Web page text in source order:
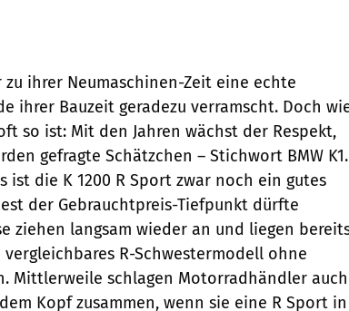
zu ihrer Neumaschinen-Zeit eine echte
ihrer Bauzeit geradezu verramscht. Doch
so ist: Mit den Jahren wächst der Respekt,
gefragte Schätzchen – Stichwort BMW K1.
ist die K 1200 R Sport zwar noch ein gutes
der Gebrauchtpreis-Tiefpunkt dürfte
ziehen langsam wieder an und liegen
R-Schwestermodell ohne
Mittlerweile schlagen Motorradhändler auch
Kopf zusammen, wenn sie eine R Sport in